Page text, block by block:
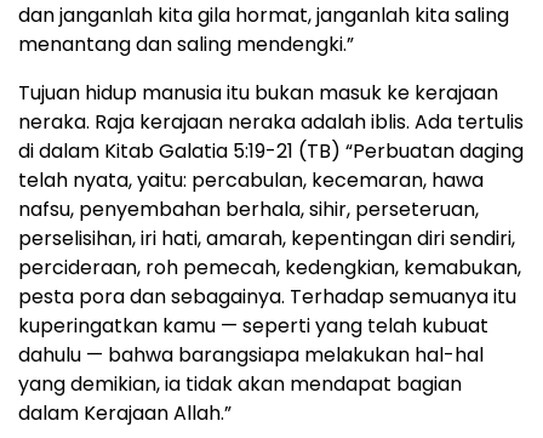
dan janganlah kita gila hormat, janganlah kita saling
menantang dan saling mendengki.”
Tujuan hidup manusia itu bukan masuk ke kerajaan
neraka. Raja kerajaan neraka adalah iblis. Ada tertulis
di dalam Kitab Galatia 5:19-21 (TB) “Perbuatan daging
telah nyata, yaitu: percabulan, kecemaran, hawa
nafsu, penyembahan berhala, sihir, perseteruan,
perselisihan, iri hati, amarah, kepentingan diri sendiri,
percideraan, roh pemecah, kedengkian, kemabukan,
pesta pora dan sebagainya. Terhadap semuanya itu
kuperingatkan kamu — seperti yang telah kubuat
dahulu — bahwa barangsiapa melakukan hal-hal
yang demikian, ia tidak akan mendapat bagian
dalam Kerajaan Allah.”